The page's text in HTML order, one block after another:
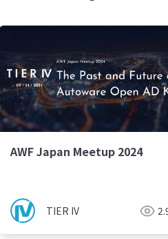
AWF Japan Meetup 2024
TIER IV